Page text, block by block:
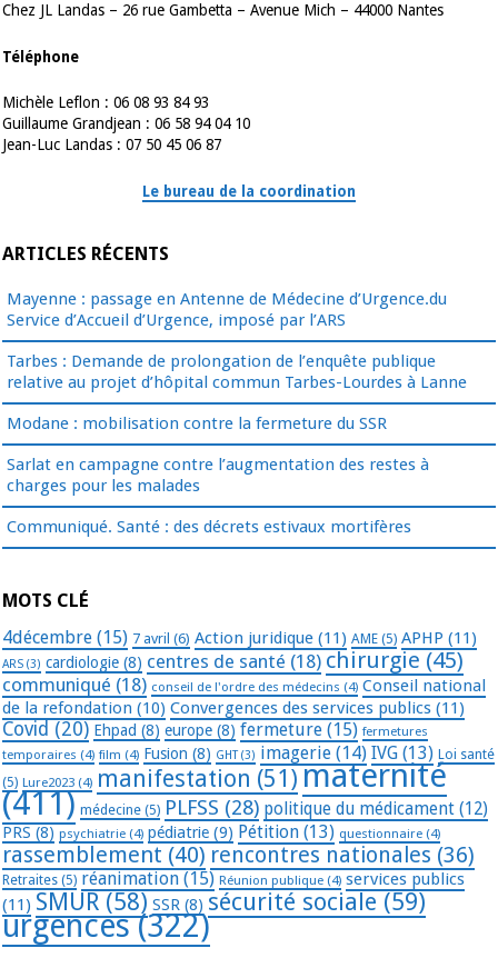
Chez JL Landas – 26 rue Gambetta – Avenue Mich – 44000 Nantes
Téléphone
Michèle Leflon : 06 08 93 84 93
Guillaume Grandjean : 06 58 94 04 10
Jean-Luc Landas : 07 50 45 06 87
Le bureau de la coordination
ARTICLES RÉCENTS
Mayenne : passage en Antenne de Médecine d’Urgence.du
Service d’Accueil d’Urgence, imposé par l’ARS
Tarbes : Demande de prolongation de l’enquête publique
relative au projet d’hôpital commun Tarbes-Lourdes à Lanne
Modane : mobilisation contre la fermeture du SSR
Sarlat en campagne contre l’augmentation des restes à
charges pour les malades
Communiqué. Santé : des décrets estivaux mortifères
MOTS CLÉ
4décembre (15) 7 avril (6) Action juridique (11) AME (5) APHP (11)
ARS (3) cardiologie (8) centres de santé (18) chirurgie (45)
communiqué (18) conseil de l'ordre des médecins (4) Conseil national
de la refondation (10) Convergences des services publics (11)
Covid (20) Ehpad (8) europe (8) fermeture (15) fermetures
temporaires (4) film (4) Fusion (8) GHT(3) imagerie (14) IVG (13) Loi santé
(5) Lure2023 (4) manifestation (51) maternité
(411) médecine (5) PLFSS (28) politique du médicament (12)
PRS (8) psychiatrie (4) pédiatrie (9) Pétition (13) questionnaire (4)
rassemblement (40) rencontres nationales (36)
Retraites (5) réanimation (15) Réunion publique (4) services publics
(11) SMUR (58) SSR (8) sécurité sociale (59)
urgences(322)